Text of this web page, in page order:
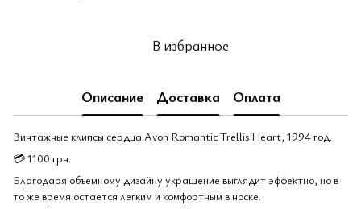
В избранное
Описание Доставка Оплата
Винтажные клипсы сердца Avon Romantic Trellis Heart, 1994 год.
💳 1100 грн.
Благодаря объемному дизайну украшение выглядит эффектно, но в
то же время остается легким и комфортным в носке.